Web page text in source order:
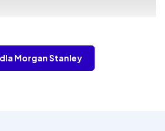
Morgan Stanley